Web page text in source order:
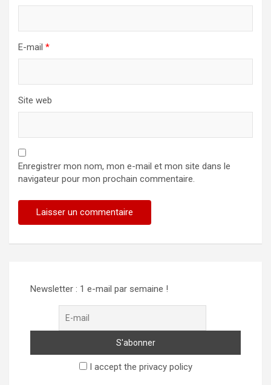
E-mail *
Site web
Enregistrer mon nom, mon e-mail et mon site dans le
navigateur pour mon prochain commentaire.
Newsletter : 1 e-mail par semaine !
I accept the privacy policy